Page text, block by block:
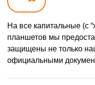
На все капитальные (с
планшетов мы
защищены не только
официальными